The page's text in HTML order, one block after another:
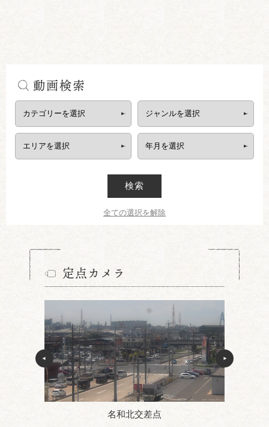
動画検索
検索
全ての選択を解除
定点カメラ
名和北交差点